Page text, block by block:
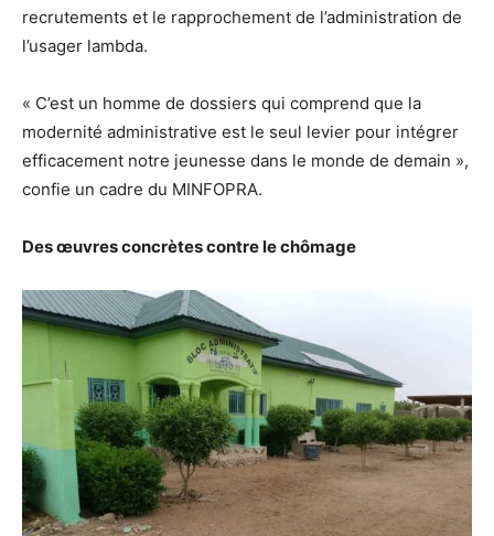
recrutements et le rapprochement de l’administration de
l’usager lambda.
« C’est un homme de dossiers qui comprend que la
modernité administrative est le seul levier pour intégrer
efficacement notre jeunesse dans le monde de demain »,
confie un cadre du MINFOPRA.
Des œuvres concrètes contre le chômage